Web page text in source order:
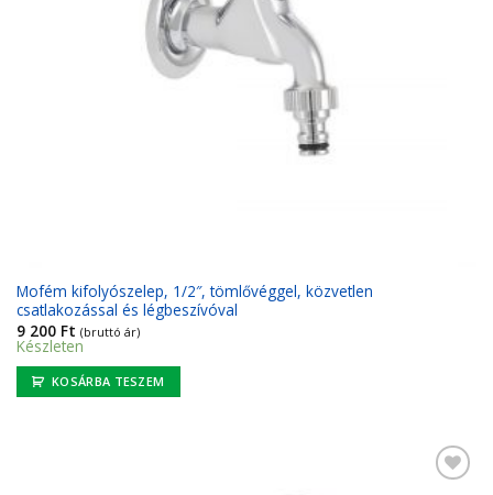
Mofém kifolyószelep, 1/2″, tömlővéggel, közvetlen
csatlakozással és légbeszívóval
9 200 Ft (bruttó ár)
Készleten
KOSÁRBA TESZEM